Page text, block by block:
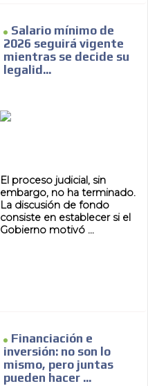
Salario mínimo de
2026 seguirá vigente
mientras se decide su
legalid...
El proceso judicial, sin
embargo, no ha terminado.
La discusión de fondo
consiste en establecer si el
Gobierno motivó ...
Financiación e
inversión: no son lo
mismo, pero juntas
pueden hacer ...